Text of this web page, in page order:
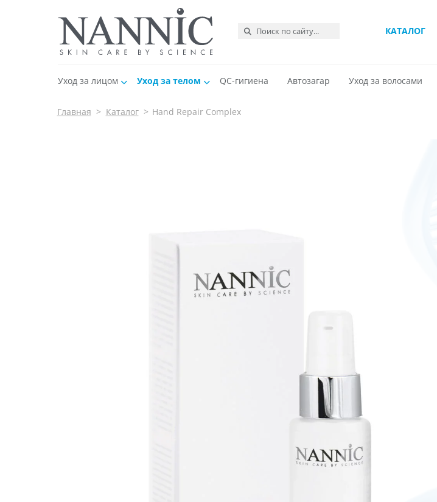
КАТАЛОГ
Уход за лицом Уход за телом QC-гигиена Автозагар Уход за волосами
Главная > Каталог > Hand Repair Complex